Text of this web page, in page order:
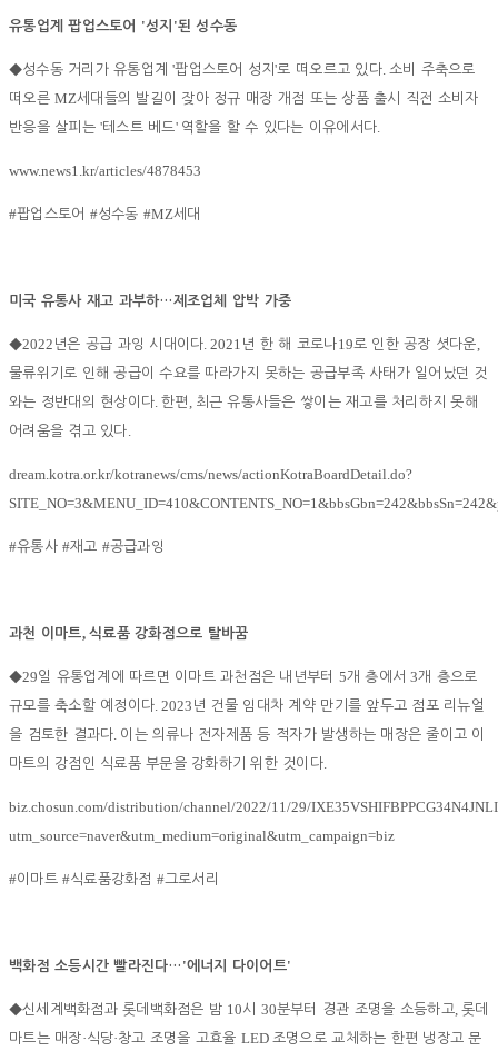
유통업계 팝업스토어 '성지 '된 성수동
◆성수동 거리가 유통업계'팝업스토어 성지'로 떠오르고 있다. 소비 주축으로
떠오른MZ세대들의 발길이 잦아 정규 매장 개점 또는 상품 출시 직전 소비자
반응을 살피는'테스트 베드' 역할을 할 수 있다는 이유에서다.
www.news1.kr/articles/4878453
#팝업스토어 #성수동 #MZ세대
미국 유통사 재고 과부하…제조업체 압박 가중
◆2022 년은 공급 과잉 시대이다. 2021 년 한 해 코로나19로 인한 공장 셧다운,
물류위기로 인해 공급이 수요를 따라가지 못하는 공급부족 사태가 일어났던 것
와는 정반대의 현상이다.한편 , 최근 유통사들은 쌓이는 재고를 처리하지 못해
어려움을 겪고 있다.
dream.kotra.or.kr/kotranews/cms/news/actionKotraBoardDetail.do?
#유통사#재고 #공급과잉
과천 이마트,식료품 강화점으로 탈바꿈
◆29일 유통업계에 따르면 이마트 과천점은 내년부터 5개 층에서3개 층으로
규모를 축소할 예정이다. 2023 년 건물 임대차 계약 만기를 앞두고 점포 리뉴얼
을 검토한 결과다. 이는 의류나 전자제품 등 적자가 발생하는 매장은 줄이고 이
마트의 강점인 식료품 부문을 강화하기 위한 것이다.
biz.chosun.com/distribution/channel/2022/11/29/
utm_source=naver&utm_medium=original&utm_campaign=biz
#이마트#식료품강화점 #그로서리
백화점 소등시간 빨라진다… '에너지 다이어트'
◆신세계백화점과 롯데백화점은 밤 10시 30분부터 경관 조명을 소등하고, 롯데
마트는 매장·식당·창고 조명을 고효율 LED 조명으로 교체하는 한편 냉장고 문